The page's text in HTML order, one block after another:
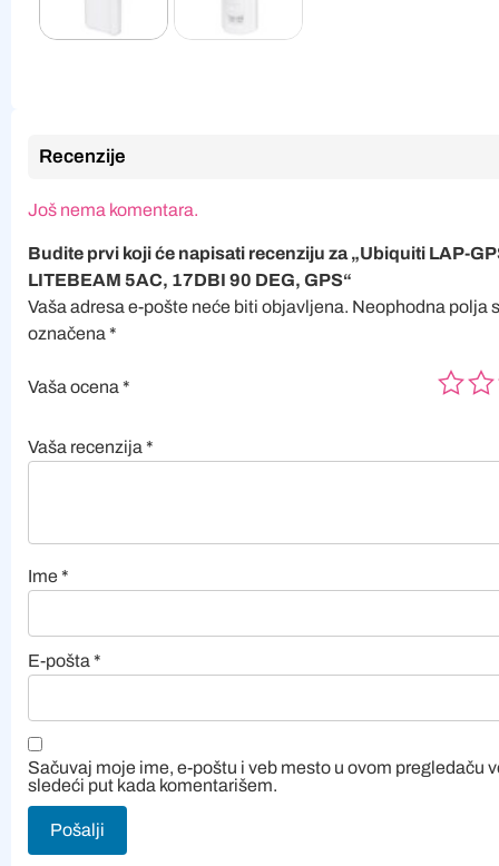
Recenzije
Još nema komentara.
Budite prvi koji će napisati recenziju za „Ubiquiti LAP-
LITEBEAM 5AC, 17DBI 90 DEG, GPS“
Vaša adresa e-pošte neće biti objavljena. Neophodna polja
označena *
Vaša ocena *
Vaša recenzija *
Ime*
E-pošta *
Sačuvaj moje ime, e-poštu i veb mesto u ovom pregledaču
sledeći put kada komentarišem.